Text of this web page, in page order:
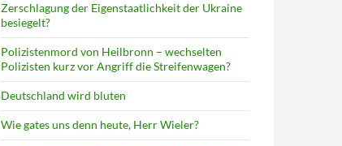
Zerschlagung der Eigenstaatlichkeit der Ukraine
besiegelt?
Polizistenmord von Heilbronn – wechselten
Polizisten kurz vor Angriff die Streifenwagen?
Deutschland wird bluten
Wie gates uns denn heute, Herr Wieler?